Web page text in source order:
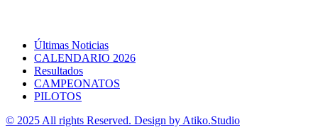
Últimas Noticias
CALENDARIO 2026
Resultados
CAMPEONATOS
PILOTOS
© 2025 All rights Reserved. Design by Atiko.Studio